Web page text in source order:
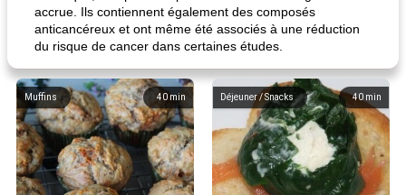
accrue. Ils contiennent également des composés
anticancéreux et ont même été associés à une réduction
du risque de cancer dans certaines études.
40 min
Muffins 40 min
Déjeuner / Snacks